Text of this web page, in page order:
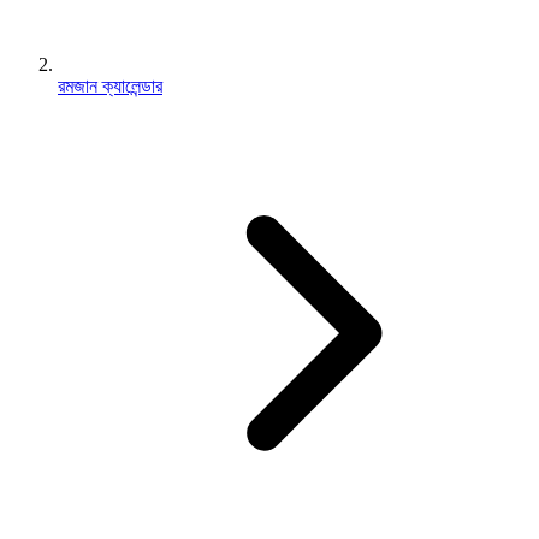
রমজান ক্যালেন্ডার